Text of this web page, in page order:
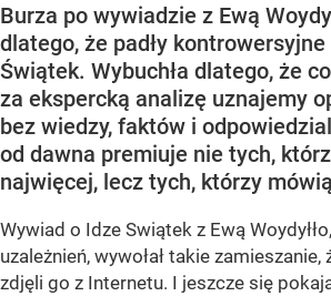
Burza po wywiadzie z Ewą
dlatego, że padły kontrowersyjne
Świątek. Wybuchła dlatego, że
za ekspercką analizę uznajemy
bez wiedzy, faktów i
od dawna premiuje nie tych,
najwięcej, lecz tych, którzy
Wywiad o Idze Swiątek z Ewą
uzależnień, wywołał takie
zdjęli go z Internetu. I jeszcze się